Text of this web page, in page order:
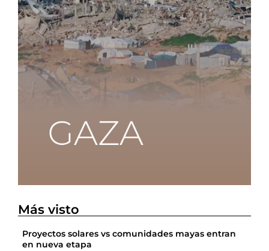
Más visto
Proyectos solares vs comunidades mayas entran
en nueva etapa